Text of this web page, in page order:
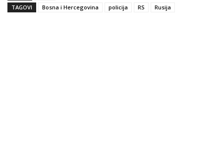
TAGOVI
Bosna i Hercegovina policija RS Rusija